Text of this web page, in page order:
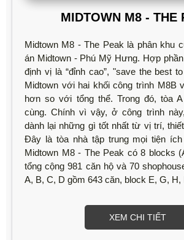
MIDTOWN M8 - THE
Midtown M8 - The Peak là phân khu
án Midtown - Phú Mỹ Hưng. Hợp
định vị là “đỉnh cao”, "save the best
Midtown với hai khối công trình M8B
hơn so với tổng thể. Trong đó, tòa
cùng. Chính vì vậy, ở công trình
dành lại những gì tốt nhất từ vị trí,
Đây là tòa nhà tập trung mọi tiện
Midtown M8 - The Peak có 8 blocks
tổng cộng 981 căn hộ và 70
A, B, C, D gồm 643 căn, block E, G, H,
XEM CHI TIẾT